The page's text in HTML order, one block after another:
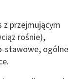
z przejmującym
rośnie),
stawowe, ogólne